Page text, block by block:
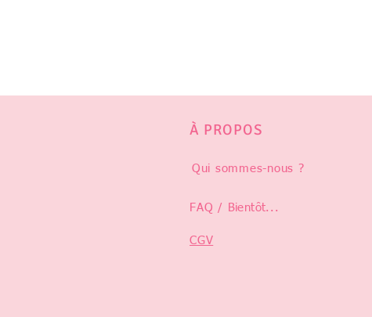
À PROPOS
Qui sommes-nous ?
FAQ / Bientôt...
CGV